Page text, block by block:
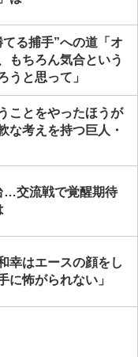
る捕手”への道「オ
もちろん気合という
うと思って」
ことをやったほうが
な考えを持つ巨人・
…交流戦で覚醒期待
幸はエースの顔をし
に怖がられない」